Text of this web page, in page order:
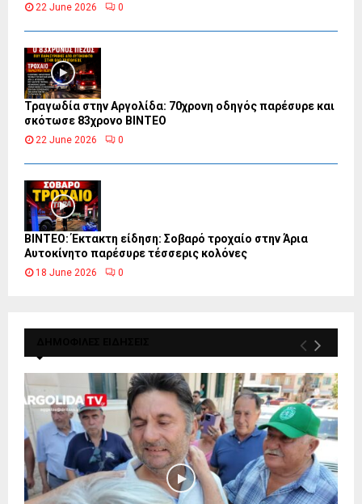
22 June 2026 0
Τραγωδία στην Αργολίδα: 70χρονη οδηγός παρέσυρε και
σκότωσε 83χρονο ΒΙΝΤΕΟ
22 June 2026 0
ΒΙΝΤΕΟ: Έκτακτη είδηση: Σοβαρό τροχαίο στην Άρια
Αυτοκίνητο παρέσυρε τέσσερις κολόνες
18 June 2026 0